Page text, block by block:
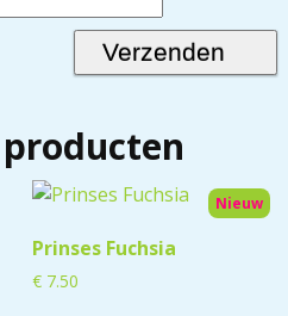
Nieuw
Prinses Fuchsia
€7.50